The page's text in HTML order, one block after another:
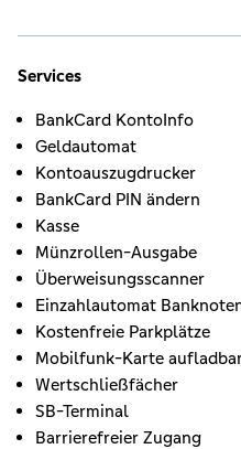
Services
BankCard KontoInfo
Geldautomat
Kontoauszugdrucker
BankCard PIN ändern
Kasse
Münzrollen-Ausgabe
Überweisungsscanner
Einzahlautomat
Kostenfreie Parkplätze
Mobilfunk-Karte
Wertschließfächer
SB-Terminal
Barrierefreier Zugang